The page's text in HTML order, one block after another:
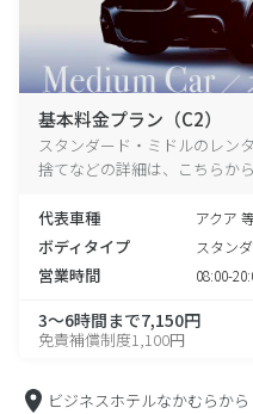
基本料金プラン（C2）
スタンダード・ミドルのレン
捨てなどの詳細は、こちらか
代表車種 アクア
ボディタイプ スタン
営業時間 08:00-
3～6時間まで7,150円
免責補償制度1,100円
ビジネスホテルなかむらから